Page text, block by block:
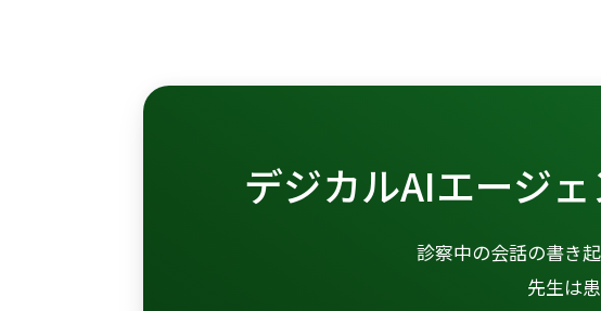
デジカルAIエージ
診察中の会話の書き
先生は